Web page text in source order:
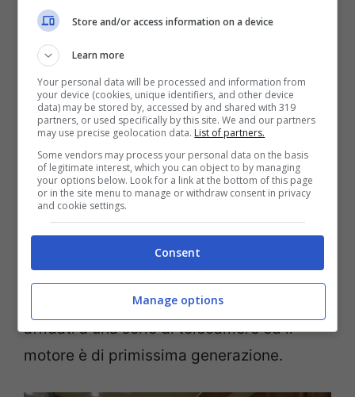
Gliarredamentisono in pelle e materiali
pregiati, le luci sono disposte in maniera
soffusa per creare un ambiente
confortevole. Per la guida è stata scelta
una poltrona ergonomica, i controlli sono
affidati a una serie di telecamere ed il
motore è di primissima generazione.
Store and/or access information on a device
Learn more
Your personal data will be processed and information from
your device (cookies, unique identifiers, and other device
data) may be stored by, accessed by and shared with 319
partners, or used specifically by this site. We and our partners
may use precise geolocation data. List of partners.
Some vendors may process your personal data on the basis
of legitimate interest, which you can object to by managing
your options below. Look for a link at the bottom of this page
or in the site menu to manage or withdraw consent in privacy
and cookie settings.
Consent
Manage options